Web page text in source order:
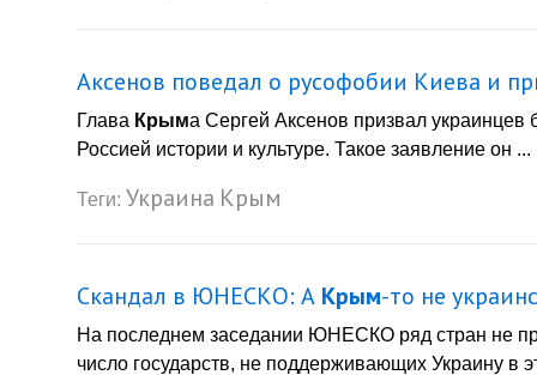
Аксенов поведал о русофобии Киева и
Глава Крыма Сергей Аксенов призвал украинцев
Россией истории и культуре. Такое заявление он ...
Теги: Украина Крым
Скандал в ЮНЕСКО: А Крым-то не
На последнем заседании ЮНЕСКО ряд стран не
число государств, не поддерживающих Украину